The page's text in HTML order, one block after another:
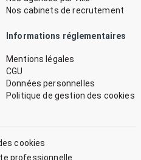
Nos cabinets de recrutement
Informations réglementaires
Mentions légales
CGU
Données personnelles
Politique de gestion des cookies
cookies
professionnelle